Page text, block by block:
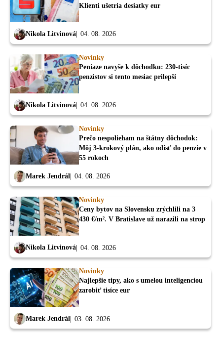
Klienti ušetria desiatky eur
Nikola Litvinová 04. 08. 2026
Novinky
Peniaze navyše k dôchodku: 230-tisíc
penzistov si tento mesiac prilepší
Nikola Litvinová 04. 08. 2026
Novinky
Prečo nespolieham na štátny dôchodok:
Môj 3-krokový plán, ako odísť do penzie v
55 rokoch
Marek Jendrál 04. 08. 2026
Novinky
Ceny bytov na Slovensku zrýchlili na 3
430 €/m². V Bratislave už narazili na strop
Nikola Litvinová 04. 08. 2026
Novinky
Najlepšie tipy, ako s umelou inteligenciou
zarobiť tisíce eur
Marek Jendrál 03. 08. 2026